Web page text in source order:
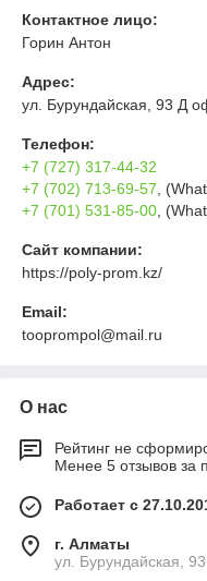
Контактное лицо:
Горин Антон
Адрес:
ул. Бурундайская, 93 Д
Телефон:
+7 (727) 317-44-32
+7 (702) 713-69-57 ,
+7 (701) 531-85-00 ,
Сайт компании:
https://poly-prom.kz/
Email:
tooprompol@mail.ru
О нас
Рейтинг не
Менее 5 отзывов за
Работает с
г. Алматы
ул. Бурундайская,